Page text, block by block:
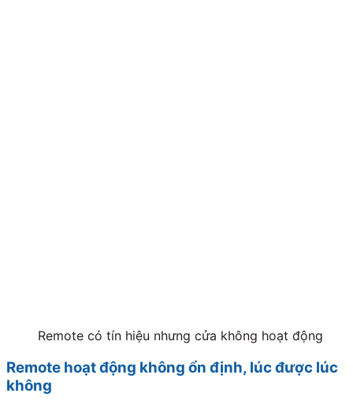
Remote có tín hiệu nhưng cửa không hoạt động
Remote hoạt động không ổn định, lúc được lúc
không